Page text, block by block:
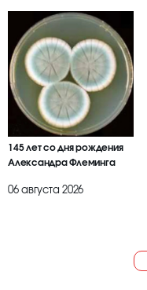
145 лет со дня рождения
Александра Флеминга
06 августа 2026